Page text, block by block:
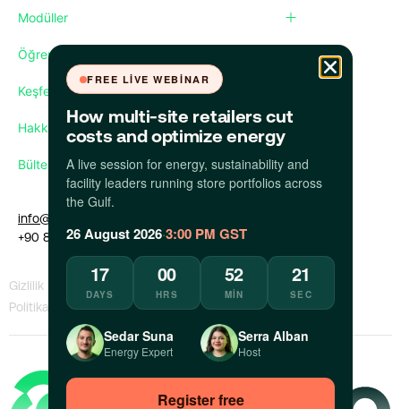
Modüller
Öğren
Keşfet
Hakkımızda
Bültenimize abone olun
info@apollo.eco
+90 850 309 35 09
Gizlilik
Politikası
KVKK
Politikası
Bilgi Sızdıran
Politikası
Bir Sorunu
Bildir
FREE LIVE WEBINAR
How multi-site retailers cut
costs and optimize energy
A live session for energy, sustainability and
facility leaders running store portfolios across
the Gulf.
26 August 2026·3:00 PM GST
17
DAYS
00
HRS
52
MIN
20
SEC
Sedar Suna
Energy Expert
Serra Alban
Host
Register free